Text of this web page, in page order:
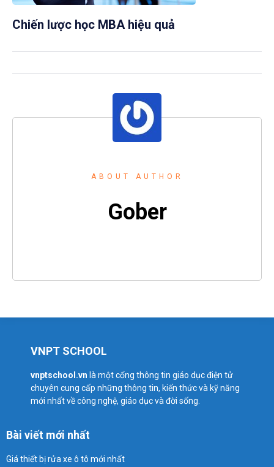
Chiến lược học MBA hiệu quả
ABOUT AUTHOR
Gober
VNPT SCHOOL
vnptschool.vn là một cổng thông tin giáo dục điện tử
chuyên cung cấp những thông tin, kiến thức và kỹ năng
mới nhất về công nghệ, giáo dục và đời sống.
Bài viết mới nhất
Giá thiết bị rửa xe ô tô mới nhất